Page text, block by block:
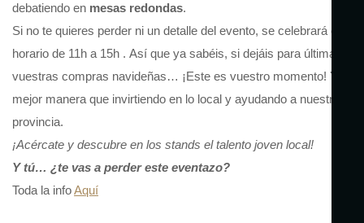
debatiendo en mesas redondas.
Si no te quieres perder ni un detalle del evento, se celebrará en
horario de 11h a 15h . Así que ya sabéis, si dejáis para última hora
vuestras compras navideñas… ¡Este es vuestro momento! Y qué
mejor manera que invirtiendo en lo local y ayudando a nuestra
provincia.
¡Acércate y descubre en los stands el talento joven local!
Y tú… ¿te vas a perder este eventazo?
Toda la infoAquí